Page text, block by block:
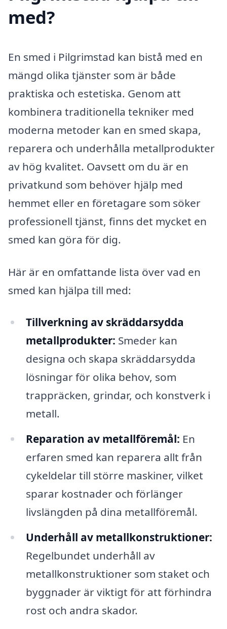
med?
En smed i Pilgrimstad kan bistå med en
mängd olika tjänster som är både
praktiska och estetiska. Genom att
kombinera traditionella tekniker med
moderna metoder kan en smed skapa,
reparera och underhålla metallprodukter
av hög kvalitet. Oavsett om du är en
privatkund som behöver hjälp med
hemmet eller en företagare som söker
professionell tjänst, finns det mycket en
smed kan göra för dig.
Här är en omfattande lista över vad en
smed kan hjälpa till med:
Tillverkning av skräddarsydda
metallprodukter: Smeder kan
designa och skapa skräddarsydda
lösningar för olika behov, som
trappräcken, grindar, och konstverk i
metall.
Reparation av metallföremål: En
erfaren smed kan reparera allt från
cykeldelar till större maskiner, vilket
sparar kostnader och förlänger
livslängden på dina metallföremål.
Underhåll av metallkonstruktioner:
Regelbundet underhåll av
metallkonstruktioner som staket och
byggnader är viktigt för att förhindra
rost och andra skador.